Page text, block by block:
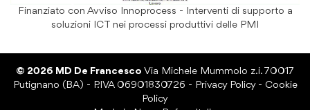
Finanziato con Avviso Innoprocess - Interventi di supporto a
soluzioni ICT nei processi produttivi delle PMI
© 2026 MD De Francesco Via Michele Mummolo z.i. 70017
Putignano (BA) - P.IVA 06901830726 - Privacy Policy- Cookie
Policy